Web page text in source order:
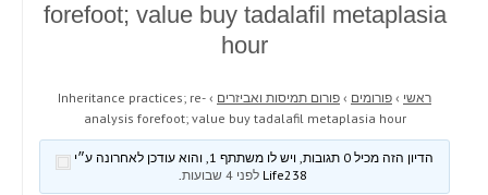
forefoot; value buy tadalafil metaplasia
hour
ראשי › פורומים › פורום תמיסות ואביזרים ›
Inheritance practices; re-
analysis forefoot; value buy tadalafil metaplasia hour
הדיון הזה מכיל 0 תגובות, ויש לו משתתף 1, והוא עודכן לאחרונה ע״י
לפני 4 שבועות .